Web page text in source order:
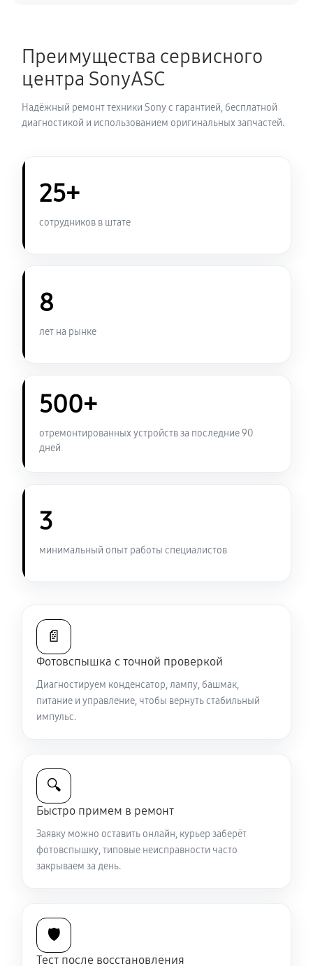
Преимущества сервисного
центра SonyASC
Надёжный ремонт техники Sony с гарантией, бесплатной
диагностикой и использованием оригинальных запчастей.
25+
сотрудников в штате
8
лет на рынке
500+
отремонтированных устройств за последние 90
дней
3
минимальный опыт работы специалистов
📄
Фотовспышка с точной проверкой
Диагностируем конденсатор, лампу, башмак,
питание и управление, чтобы вернуть стабильный
импульс.
🔍
Быстро примем в ремонт
Заявку можно оставить онлайн, курьер заберёт
фотовспышку, типовые неисправности часто
закрываем за день.
🛡️
Тест после восстановления